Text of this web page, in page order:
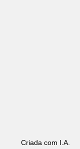
Criada com I.A.